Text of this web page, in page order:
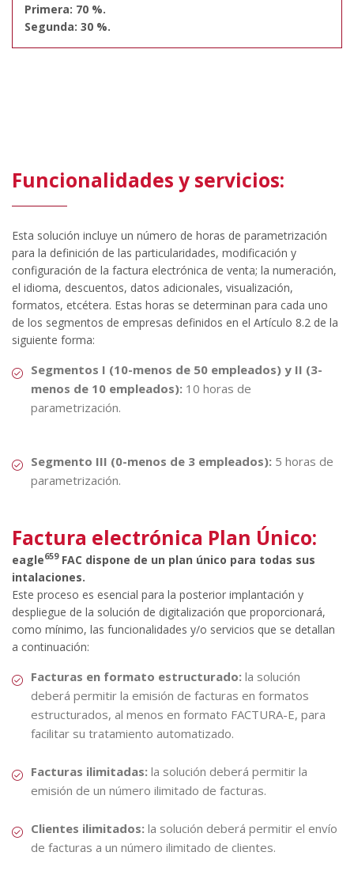
Primera: 70 %.
Segunda: 30 %.
Funcionalidades y servicios:
Esta solución incluye un número de horas de parametrización
para la definición de las particularidades, modificación y
configuración de la factura electrónica de venta; la numeración,
el idioma, descuentos, datos adicionales, visualización,
formatos, etcétera. Estas horas se determinan para cada uno
de los segmentos de empresas definidos en el Artículo 8.2 de la
siguiente forma:
Segmentos I (10-menos de 50 empleados) y II (3-
menos de 10 empleados): 10 horas de
parametrización.
Segmento III (0-menos de 3 empleados): 5 horas de
parametrización.
Factura electrónica Plan Único:
eagle659FAC dispone de un plan único para todas sus
intalaciones.
Este proceso es esencial para la posterior implantación y
despliegue de la solución de digitalización que proporcionará,
como mínimo, las funcionalidades y/o servicios que se detallan
a continuación:
Facturas en formato estructurado: la solución
deberá permitir la emisión de facturas en formatos
estructurados, al menos en formato FACTURA-E, para
facilitar su tratamiento automatizado.
Facturas ilimitadas: la solución deberá permitir la
emisión de un número ilimitado de facturas.
Clientes ilimitados: la solución deberá permitir el envío
de facturas a un número ilimitado de clientes.